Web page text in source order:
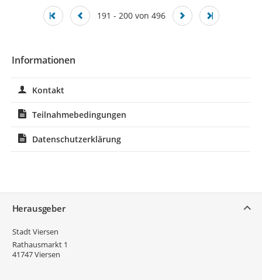
191 - 200 von 496
Informationen
Kontakt
Teilnahmebedingungen
Datenschutzerklärung
Herausgeber
Stadt Viersen
Rathausmarkt 1
41747Viersen